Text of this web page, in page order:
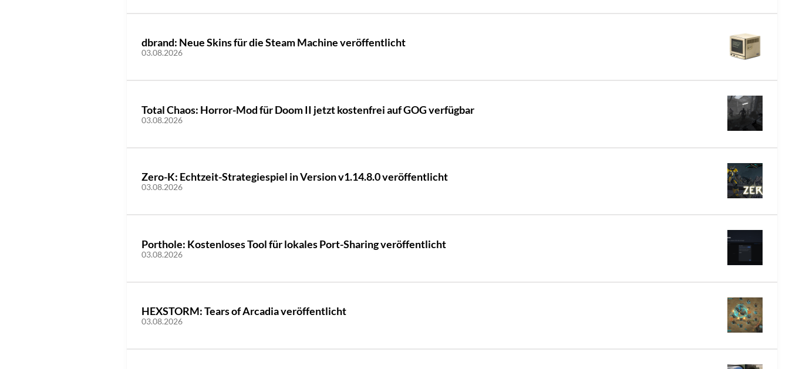
dbrand: Neue Skins für die Steam Machine veröffentlicht
03.08.2026
Total Chaos: Horror-Mod für Doom II jetzt kostenfrei auf GOG verfügbar
03.08.2026
Zero-K: Echtzeit-Strategiespiel in Version v1.14.8.0 veröffentlicht
03.08.2026
Porthole: Kostenloses Tool für lokales Port-Sharing veröffentlicht
03.08.2026
HEXSTORM: Tears of Arcadia veröffentlicht
03.08.2026